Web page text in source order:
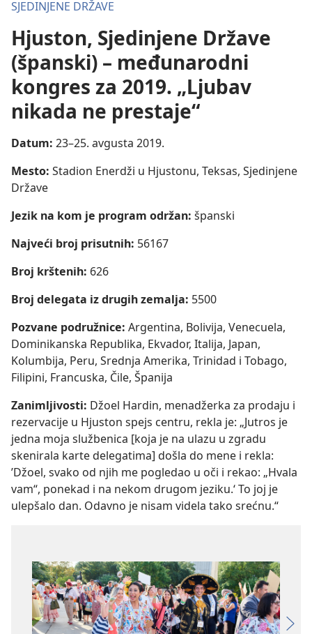
SJEDINJENE DRŽAVE
Hjuston, Sjedinjene Države
(španski) – međunarodni
kongres za 2019. „Ljubav
nikada ne prestaje“
Datum: 23–25. avgusta 2019.
Mesto: Stadion Enerdži u Hjustonu, Teksas, Sjedinjene
Države
Jezik na kom je program održan: španski
Najveći broj prisutnih: 56167
Broj krštenih: 626
Broj delegata iz drugih zemalja: 5500
Pozvane podružnice: Argentina, Bolivija, Venecuela,
Dominikanska Republika, Ekvador, Italija, Japan,
Kolumbija, Peru, Srednja Amerika, Trinidad i Tobago,
Filipini, Francuska, Čile, Španija
Zanimljivosti: Džoel Hardin, menadžerka za prodaju i
rezervacije u Hjuston spejs centru, rekla je: „Jutros je
jedna moja službenica [koja je na ulazu u zgradu
skenirala karte delegatima] došla do mene i rekla:
’Džoel, svako od njih me pogledao u oči i rekao: „Hvala
vam“, ponekad i na nekom drugom jeziku.‘ To joj je
ulepšalo dan. Odavno je nisam videla tako srećnu.“